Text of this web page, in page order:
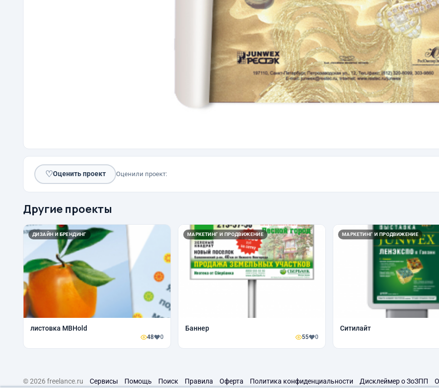
♡Оценить проект Оценили проект:
Другие проекты
ДИЗАЙН И БРЕНДИНГ
листовка MBHold
48 0
МАРКЕТИНГ И ПРОДВИЖЕНИЕ
Баннер
55 0
МАРКЕТИНГ И ПРОДВИЖЕНИЕ
Ситилайт
© 2026 freelance.ru Сервисы Помощь Поиск Правила Оферта Политика конфиденциальности Дисклеймер о ЗоЗПП